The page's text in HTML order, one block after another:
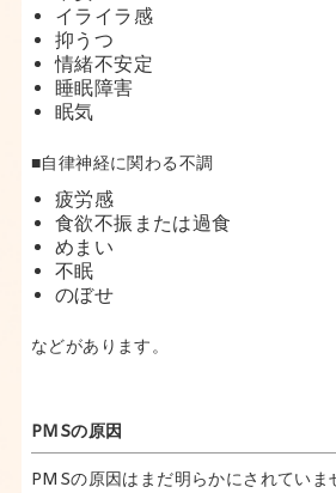
イライラ感
抑うつ
情緒不安定
睡眠障害
眠気
■自律神経に関わる不調
疲労感
食欲不振または過食
めまい
不眠
のぼせ
などがあります。
PMSの原因
PMSの原因はまだ明らかにされていま